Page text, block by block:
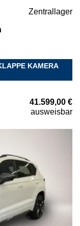
Zentrallager
KAMERA
41.599,00 €
ausweisbar